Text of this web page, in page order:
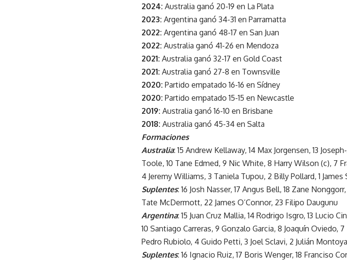
2024: Australia ganó 20-19 en La Plata
2023: Argentina ganó 34-31 en Parramatta
2022: Argentina ganó 48-17 en San Juan
2022: Australia ganó 41-26 en Mendoza
2021: Australia ganó 32-17 en Gold Coast
2021: Australia ganó 27-8 en Townsville
2020: Partido empatado 16-16 en Sídney
2020: Partido empatado 15-15 en Newcastle
2019: Australia ganó 16-10 en Brisbane
2018: Australia ganó 45-34 en Salta
Formaciones
Australia: 15 Andrew Kellaway, 14 Max Jorgensen, 13
Toole, 10 Tane Edmed, 9 Nic White, 8 Harry Wilson (c), 7
4 Jeremy Williams, 3 Taniela Tupou, 2 Billy Pollard, 1 James
Suplentes: 16 Josh Nasser, 17 Angus Bell, 18 Zane
Tate McDermott, 22 James O’Connor, 23 Filipo Daugunu
Argentina: 15 Juan Cruz Mallia, 14 Rodrigo Isgro, 13 Lucio
10 Santiago Carreras, 9 Gonzalo Garcia, 8 Joaquín Oviedo,
Pedro Rubiolo, 4 Guido Petti, 3 Joel Sclavi, 2 Julián
Suplentes: 16 Ignacio Ruiz, 17 Boris Wenger, 18 Franciso